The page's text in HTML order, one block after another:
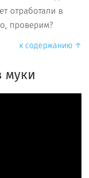
отработали в
проверим?
к содержанию ↑
муки